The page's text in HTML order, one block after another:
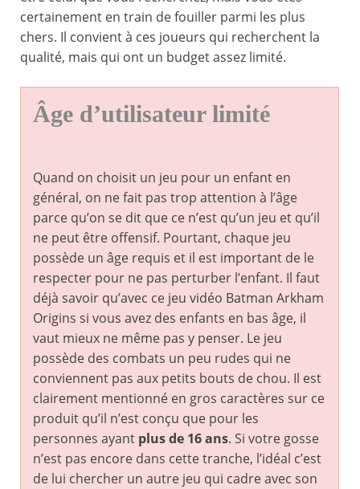
certainement en train de fouiller parmi les plus
chers. Il convient à ces joueurs qui recherchent la
qualité, mais qui ont un budget assez limité.
Âge d’utilisateur limité
Quand on choisit un jeu pour un enfant en
général, on ne fait pas trop attention à l’âge
parce qu’on se dit que ce n’est qu’un jeu et qu’il
ne peut être offensif. Pourtant, chaque jeu
possède un âge requis et il est important de le
respecter pour ne pas perturber l’enfant. Il faut
déjà savoir qu’avec ce jeu vidéo Batman Arkham
Origins si vous avez des enfants en bas âge, il
vaut mieux ne même pas y penser. Le jeu
possède des combats un peu rudes qui ne
conviennent pas aux petits bouts de chou. Il est
clairement mentionné en gros caractères sur ce
produit qu’il n’est conçu que pour les
personnes ayant plus de 16 ans. Si votre gosse
n’est pas encore dans cette tranche, l’idéal c’est
de lui chercher un autre jeu qui cadre avec son